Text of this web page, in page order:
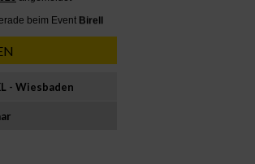
- Wiesbaden